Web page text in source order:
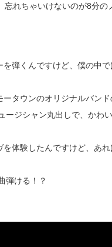
れちゃいけないのが8分の
弾くんですけど、僕の中で
タウンのオリジナルバン
ージシャン丸出しで、かわ
体験したんですけど、あれ
弾ける！？